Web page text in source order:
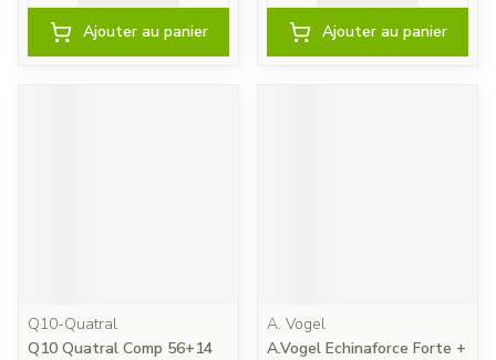
Ajouter au panier Ajouter au panier
Q10-Quatral
Q10 Quatral Comp 56+14
A. Vogel
A.Vogel Echinaforce Forte +